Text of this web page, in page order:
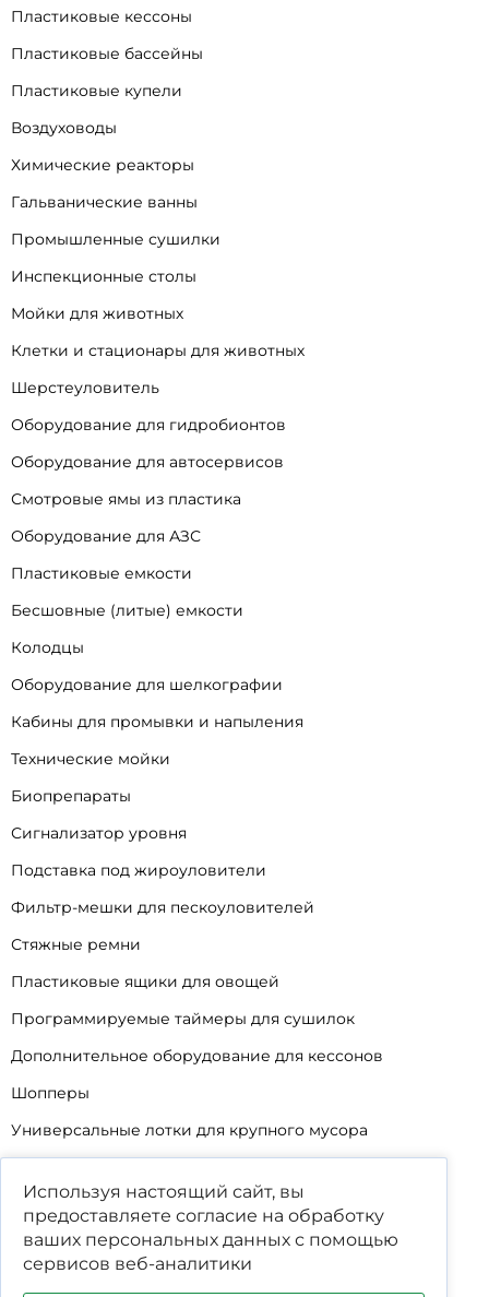
Пластиковые кессоны
Пластиковые бассейны
Пластиковые купели
Воздуховоды
Химические реакторы
Гальванические ванны
Промышленные сушилки
Инспекционные столы
Мойки для животных
Клетки и стационары для животных
Шерстеуловитель
Оборудование для гидробионтов
Оборудование для автосервисов
Смотровые ямы из пластика
Оборудование для АЗС
Пластиковые емкости
Бесшовные (литые) емкости
Колодцы
Оборудование для шелкографии
Кабины для промывки и напыления
Технические мойки
Биопрепараты
Сигнализатор уровня
Подставка под жироуловители
Фильтр-мешки для пескоуловителей
Стяжные ремни
Пластиковые ящики для овощей
Программируемые таймеры для сушилок
Дополнительное оборудование для кессонов
Шопперы
Универсальные лотки для крупного мусора
Уцененные товары
Используя настоящий сайт, вы
предоставляете согласие на обработку
ваших персональных данных с помощью
сервисов веб-аналитики